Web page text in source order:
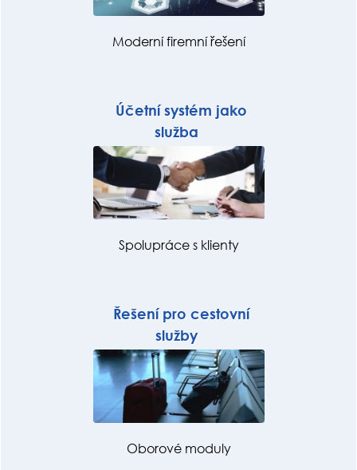
Moderní firemní řešení
Účetní systém jako
služba
Spolupráce s klienty
Řešení pro cestovní
služby
Oborové moduly